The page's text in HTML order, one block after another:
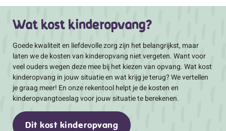
Wat kost kinderopvang?
Goede kwaliteit en liefdevolle zorg zijn het belangrijkst, maar
laten we de kosten van kinderopvang niet vergeten. Want voor
veel ouders wegen deze mee bij het kiezen van opvang. Wat kost
kinderopvang in jouw situatie en wat krijg je terug? We vertellen
je graag meer! En onze rekentool helpt je de kosten en
kinderopvangtoeslag voor jouw situatie te berekenen.
Dit kost kinderopvang